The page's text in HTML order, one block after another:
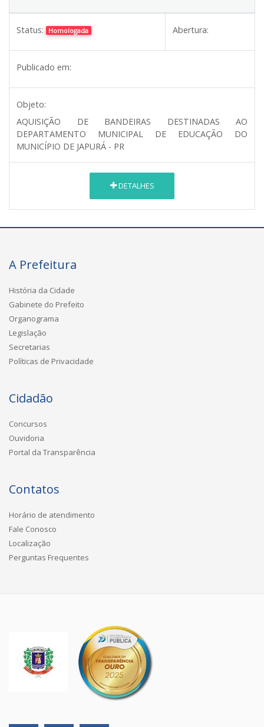
Status: Homologada Abertura:
Publicado em:
Objeto:
AQUISIÇÃO DE BANDEIRAS DESTINADAS AO
DEPARTAMENTO MUNICIPAL DE EDUCAÇÃO DO
MUNICÍPIO DE JAPURÁ - PR
DETALHES
A Prefeitura
História da Cidade
Gabinete do Prefeito
Organograma
Legislação
Secretarias
Políticas de Privacidade
Cidadão
Concursos
Ouvidoria
Portal da Transparência
Contatos
Horário de atendimento
Fale Conosco
Localização
Perguntas Frequentes